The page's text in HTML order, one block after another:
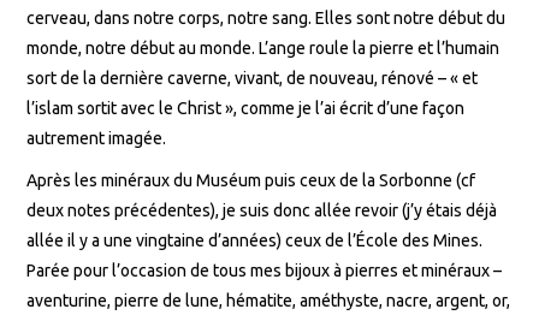
cerveau, dans notre corps, notre sang. Elles sont notre début du
monde, notre début au monde. L’ange roule la pierre et l’humain
sort de la dernière caverne, vivant, de nouveau, rénové – « et
l’islam sortit avec le Christ », comme je l’ai écrit d’une façon
autrement imagée.
Après les minéraux du Muséum puis ceux de la Sorbonne (cf
deux notes précédentes), je suis donc allée revoir (j’y étais déjà
allée il y a une vingtaine d’années) ceux de l’École des Mines.
Parée pour l’occasion de tous mes bijoux à pierres et minéraux –
aventurine, pierre de lune, hématite, améthyste, nacre, argent, or,